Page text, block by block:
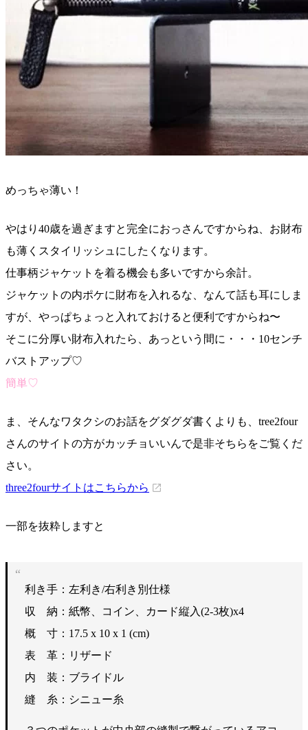
めっちゃ薄い！
やはり40歳を過ぎますと完全におっさんですからね、お財布
も薄くスタイリッシュにしたくなります。
仕事柄ジャケットを着る機会も多いですから余計。
ジャケットの内ポケに財布を入れるな、なんて話も耳にしま
すが、やっぱちょっと入れておけると便利ですからね〜
そこに分厚い財布入れたら、あっという間に・・・10センチ
バストアップ♡
簡単♡
ま、そんなワタクシのお話をグダグダ書くよりも、tree2four
さんのサイトの方がカッチョいいんで是非そちらをご覧くだ
さい。
three2fourサイトはこちらから
一部を抜粋しますと
利き手：左利き/右利き別仕様
収 納：紙幣、コイン、カード縦入(2-3枚)x4
概 寸：17.5 x 10 x 1 (cm)
表 革：リザード
内 装：ブライドル
縫 糸：シニュー糸